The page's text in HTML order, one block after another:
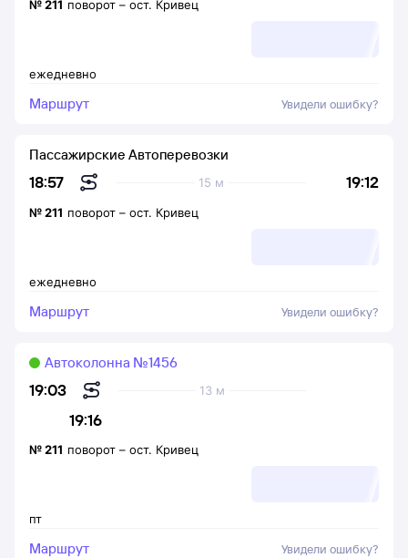
ежедневно
№211 поворот – ост. Кривец
Маршрут Увидели ошибку?
18:57 19:12
15 м
Пассажирские Автоперевозки
ежедневно
№211 поворот – ост. Кривец
Маршрут Увидели ошибку?
19:03
19:16
13 м
Автоколонна №1456
пт
№211 поворот – ост. Кривец
Маршрут Увидели ошибку?